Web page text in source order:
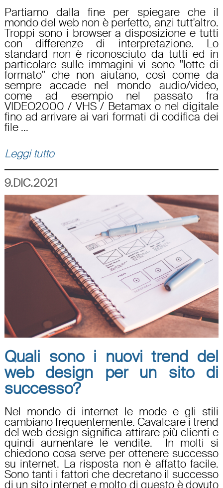
Partiamo dalla fine per spiegare che il
mondo del web non è perfetto, anzi tutt'altro.
Troppi sono i browser a disposizione e tutti
con differenze di interpretazione. Lo
standard non è riconosciuto da tutti ed in
particolare sulle immagini vi sono "lotte di
formato" che non aiutano, così come da
sempre accade nel mondo audio/video,
come ad esempio nel passato fra
VIDEO2000 / VHS / Betamax o nel digitale
fino ad arrivare ai vari formati di codifica dei
file ...
Leggi tutto
9.DIC.2021
Quali sono i nuovi trend del
web design per un sito di
successo?
Nel mondo di internet le mode e gli stili
cambiano frequentemente. Cavalcare i trend
del web design significa attirare più clienti e
quindi aumentare le vendite. In molti si
chiedono cosa serve per ottenere successo
su internet. La risposta non è affatto facile.
Sono tanti i fattori che decretano il successo
di un sito internet e molto di questo è dovuto